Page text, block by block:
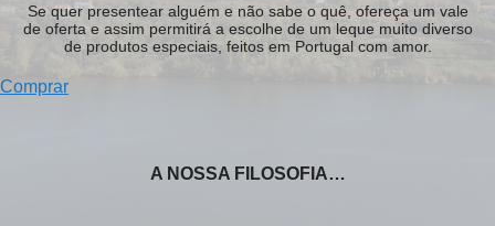
Se quer presentear alguém e não sabe o quê, ofereça um vale
de oferta e assim permitirá a escolhe de um leque muito diverso
de produtos especiais, feitos em Portugal com amor.
Comprar
A NOSSA FILOSOFIA…